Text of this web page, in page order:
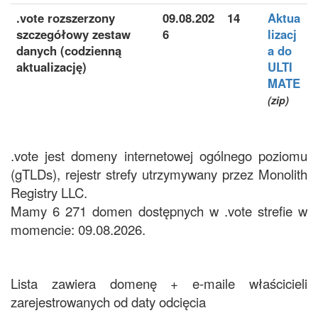
.vote rozszerzony
szczegółowy zestaw
danych (codzienną
aktualizację)
09.08.202
6
14
Aktua
lizacj
a do
ULTI
MATE
(zip)
.vote jest domeny internetowej ogólnego poziomu
(gTLDs), rejestr strefy utrzymywany przez Monolith
Registry LLC.
Mamy 6 271 domen dostępnych w .vote strefie w
momencie: 09.08.2026.
Lista zawiera domenę + e-maile właścicieli
zarejestrowanych od daty odcięcia